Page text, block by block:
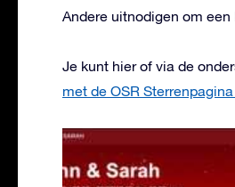
Andere uitnodigen om
Je kunt hier of via de
met de OSR